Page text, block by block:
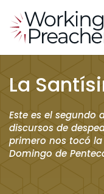
La
Este es el segundo
discursos de
primero nos tocó
Domingo de